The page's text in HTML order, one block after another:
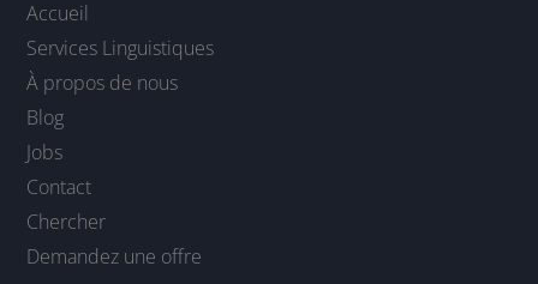
Accueil
Services Linguistiques
À propos de nous
Blog
Jobs
Contact
Chercher
Demandez une offre